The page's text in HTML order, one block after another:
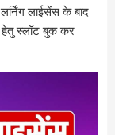
लाईसेंस के बाद
हेतु स्लॉट बुक कर